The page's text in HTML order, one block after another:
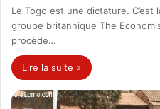
Le Togo est une dictature.
groupe britannique The
procède…
Lire la suite »